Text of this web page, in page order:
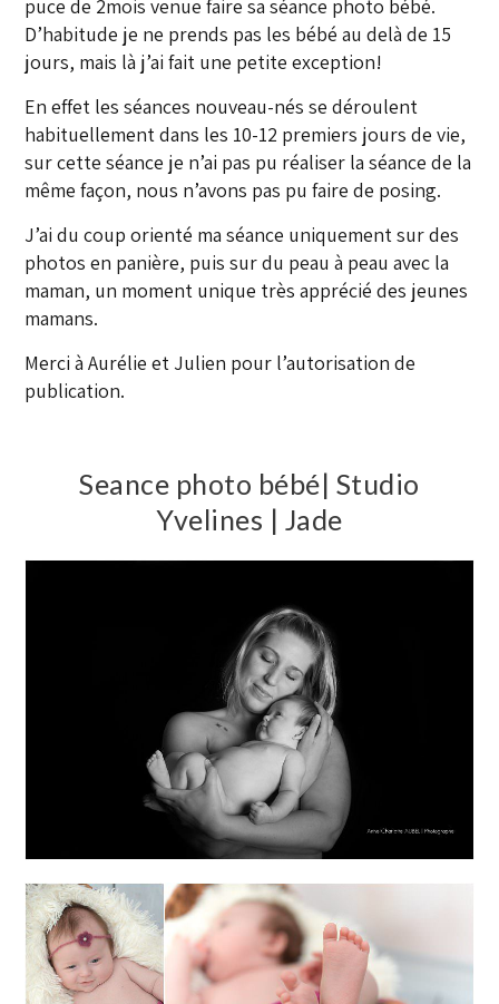
puce de 2mois venue faire sa séance photo bébé.
D’habitude je ne prends pas les bébé au delà de 15
jours, mais là j’ai fait une petite exception!
En effet les séances nouveau-nés se déroulent
habituellement dans les 10-12 premiers jours de vie,
sur cette séance je n’ai pas pu réaliser la séance de la
même façon, nous n’avons pas pu faire de posing.
J’ai du coup orienté ma séance uniquement sur des
photos en panière, puis sur du peau à peau avec la
maman, un moment unique très apprécié des jeunes
mamans.
Merci à Aurélie et Julien pour l’autorisation de
publication.
Seance photo bébé| Studio
Yvelines | Jade